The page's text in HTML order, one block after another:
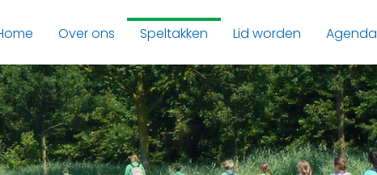
Over ons Speltakken Lid worden Agenda